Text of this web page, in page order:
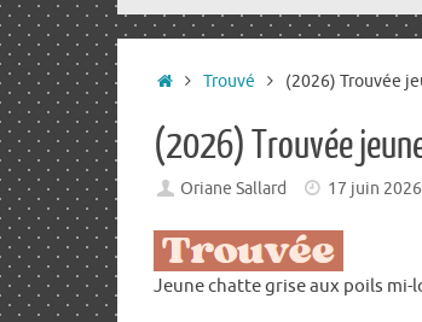
Accueil
Trouvé (2026) Trouvée
(2026) Trouvée
Oriane Sallard 17 juin 2026
Jeune chatte grise aux poils mi-